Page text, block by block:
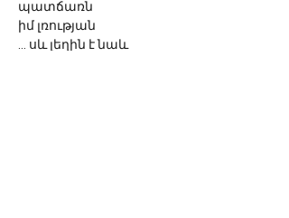
պատճառն
իմ լռության
... սև լեղին է նաև